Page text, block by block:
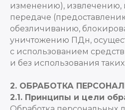
изменению), извлечению,
передаче
обезличиванию,
уничтожению ПДн,
с использованием
и без использования
2. ОБРАБОТКА
2.1. Принципы и цели